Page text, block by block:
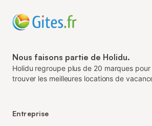
Nous faisons partie de Holidu.
Holidu regroupe plus de 20 marques
trouver les meilleures locations de
Entreprise